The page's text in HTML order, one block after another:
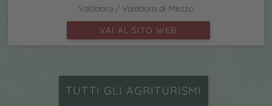
Valdaora / Valdaora di Mezzo
VAI AL SITO WEB
TUTTI GLI AGRITURISMI